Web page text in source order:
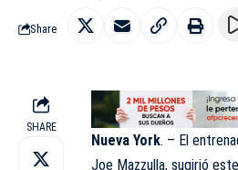
Share
SHARE
Nueva York. – El
Joe Mazzulla, sugirió